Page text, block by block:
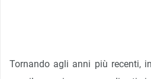
Tornando agli anni più recenti,